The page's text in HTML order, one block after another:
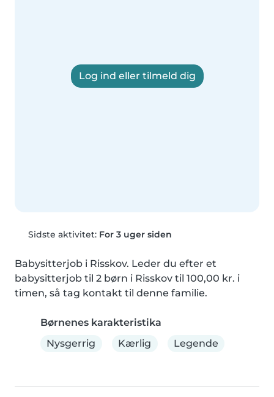
Log ind eller tilmeld dig
Sidste aktivitet: For 3 uger siden
Babysitterjob i Risskov. Leder du efter et
babysitterjob til 2 børn i Risskov til 100,00 kr. i
timen, så tag kontakt til denne familie.
Børnenes karakteristika
Nysgerrig
Kærlig Legende